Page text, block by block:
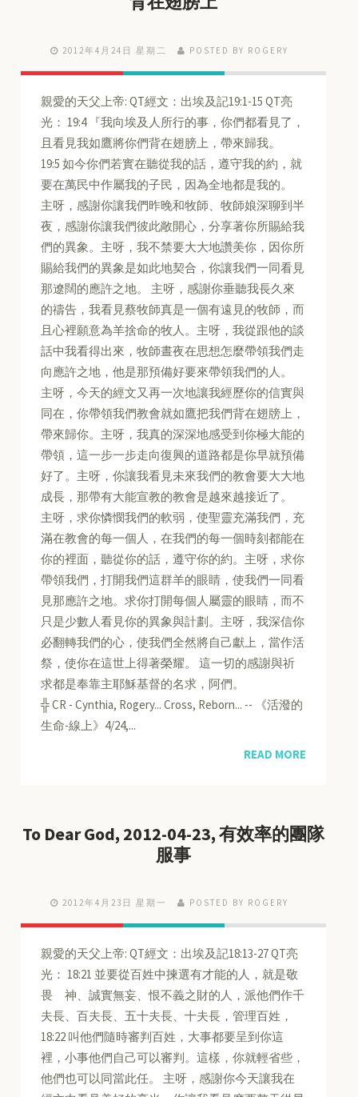
2012年4月24日 星期二 POSTED BY ROGERY
親愛的天父上帝: QT經文：出埃及記19:1-15 QT亮
光： 19:4 『我向埃及人所行的事，你們都看見了，
且看見我如鷹將你們背在翅膀上，帶來歸我。
19:5 如今你們若實在聽從我的話，遵守我的約，就
要在萬民中作屬我的子民，因為全地都是我的。
主呀，感謝你讓我們昨晚和牧師、牧師娘深聊到半
夜，感謝你讓我們彼此敞開心，分享著你所賜給我
們的異象。主呀，我不禁要大大地讚美你，因你所
賜給我們的異象是如此地契合，你讓我們一同看見
那遼闊的應許之地。 主呀，感謝你垂聽我長久來
的禱告，我看見蔡牧師真是一個有遠見的牧師，而
且心裡願意為羊捨命的牧人。主呀，我從跟他的談
話中我看得出來，牧師晝夜在思想怎麼帶領我們走
向應許之地，他是那預備好要來帶領我們的人。
主呀，今天的經文又再一次地讓我經歷你的信實與
同在，你帶領我們教會就如鷹把我們背在翅牓上，
帶來歸你。主呀，我真的深深地感受到你極大能的
帶領，這一步一步走向復興的道路都是你早就預備
好了。主呀，你讓我看見未來我們的教會要大大地
成長，那帶有大能宣教的教會是越來越接近了。
主呀，求你憐憫我們的軟弱，使聖靈充滿我們，充
滿在教會的每一個人，在我們的每一個時刻都能在
你的裡面，聽從你的話，遵守你的約。主呀，求你
帶領我們，打開我們這群羊的眼睛，使我們一同看
見那應許之地。求你打開每個人屬靈的眼睛，而不
只是少數人看見你的異象與計劃。主呀，我深信你
必翻轉我們的心，使我們全然將自己獻上，當作活
祭，使你在這世上得著榮耀。 這一切的感謝與祈
求都是奉靠主耶穌基督的名求，阿們。
╬ CR - Cynthia, Rogery... Cross, Reborn... -- 《活潑的
生命-線上》4/24,...
READ MORE
To Dear God, 2012-04-23, 有效率的團隊
服事
2012年4月23日 星期一 POSTED BY ROGERY
親愛的天父上帝: QT經文：出埃及記18:13-27 QT亮
光： 18:21 並要從百姓中揀選有才能的人，就是敬
畏 神、誠實無妄、恨不義之財的人，派他們作千
夫長、百夫長、五十夫長、十夫長，管理百姓，
18:22 叫他們隨時審判百姓，大事都要呈到你這
裡，小事他們自己可以審判。這樣，你就輕省些，
他們也可以同當此任。 主呀，感謝你今天讓我在